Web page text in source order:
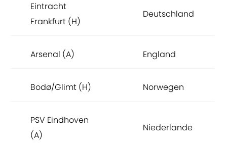
Eintracht
Frankfurt (H)
Deutschland
Arsenal (A) England
Bodø/Glimt (H) Norwegen
PSV Eindhoven
(A)
Niederlande